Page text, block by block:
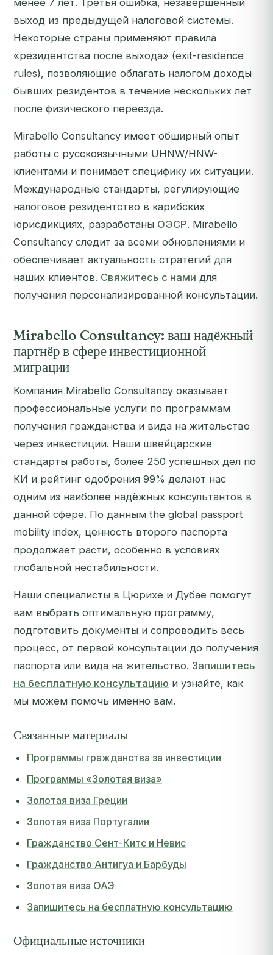
менее 7 лет. Третья ошибка, незавершённый
выход из предыдущей налоговой системы.
Некоторые страны применяют правила
«резидентства после выхода» (exit-residence
rules), позволяющие облагать налогом доходы
бывших резидентов в течение нескольких лет
после физического переезда.
Mirabello Consultancy имеет обширный опыт
работы с русскоязычными UHNW/HNW-
клиентами и понимает специфику их ситуации.
Международные стандарты, регулирующие
налоговое резидентство в карибских
юрисдикциях, разработаны ОЭСР. Mirabello
Consultancy следит за всеми обновлениями и
обеспечивает актуальность стратегий для
наших клиентов. Свяжитесь с нами для
получения персонализированной консультации.
Mirabello Consultancy: ваш надёжный
партнёр в сфере инвестиционной
миграции
Компания Mirabello Consultancy оказывает
профессиональные услуги по программам
получения гражданства и вида на жительство
через инвестиции. Наши швейцарские
стандарты работы, более 250 успешных дел по
КИ и рейтинг одобрения 99% делают нас
одним из наиболее надёжных консультантов в
данной сфере. По данным the global passport
mobility index, ценность второго паспорта
продолжает расти, особенно в условиях
глобальной нестабильности.
Наши специалисты в Цюрихе и Дубае помогут
вам выбрать оптимальную программу,
подготовить документы и сопроводить весь
процесс, от первой консультации до получения
паспорта или вида на жительство. Запишитесь
на бесплатную консультацию и узнайте, как
мы можем помочь именно вам.
Связанные материалы
Программы гражданства за инвестиции
Программы «Золотая виза»
Золотая виза Греции
Золотая виза Португалии
Гражданство Сент-Китс и Невис
Гражданство Антигуа и Барбуды
Золотая виза ОАЭ
Запишитесь на бесплатную консультацию
Официальные источники